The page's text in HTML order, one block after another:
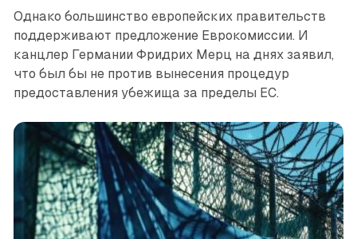
Однако большинство европейских правительств
поддерживают предложение Еврокомиссии. И
канцлер Германии Фридрих Мерц на днях заявил,
что был бы не против вынесения процедур
предоставления убежища за пределы ЕС.